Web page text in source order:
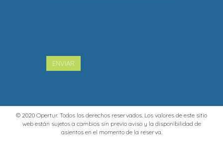
ENVIAR
© 2020 Opertur. Todos los derechos reservados. Los valores de este sitio
web están sujetos a cambios sin previo aviso y la disponibilidad de
asientos en el momento de la reserva.